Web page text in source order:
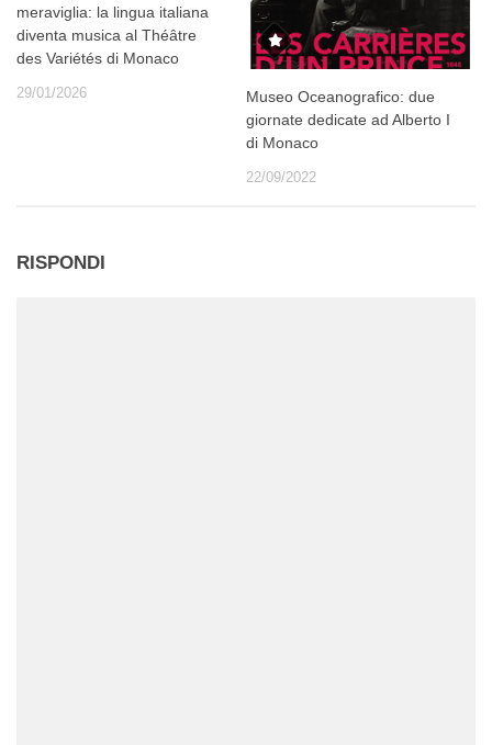
meraviglia: la lingua italiana
diventa musica al Théâtre
des Variétés di Monaco
29/01/2026
Museo Oceanografico: due
giornate dedicate ad Alberto I
di Monaco
22/09/2022
RISPONDI